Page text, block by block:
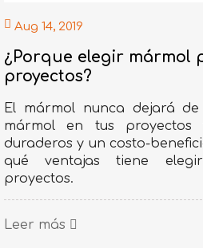
Aug 14, 2019
¿Porque elegir mármol
proyectos?
El mármol nunca dejará
mármol en tus proyectos
duraderos y un costo-
qué ventajas tiene
proyectos.
Leer más